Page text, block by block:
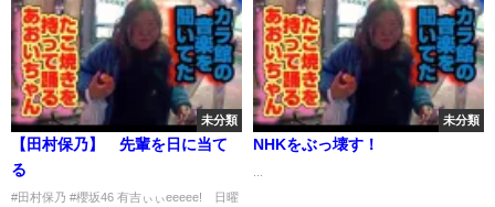
未分類
【田村保乃】 先輩を日に当て
る
#田村保乃 #櫻坂46 有吉ぃぃeeeee! 日曜
未分類
NHKをぶっ壊す！